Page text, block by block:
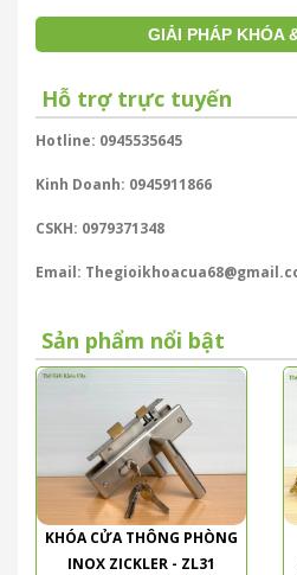
GIẢI PHÁP KHÓA
Hỗ trợ trực tuyến
Hotline: 0945535645
Kinh Doanh: 0945911866
CSKH: 0979371348
Email:
Sản phẩm nổi bật
KHÓA CỬA THÔNG PHÒNG
INOX ZICKLER - ZL31